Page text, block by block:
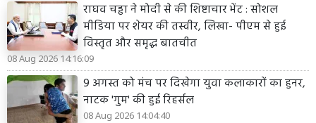
राघव चड्ढा ने मोदी से की शिष्टाचार भेंट : सोशल
मीडिया पर शेयर की तस्वीर, लिखा- पीएम से हुई
विस्तृत और समृद्ध बातचीत
08 Aug 2026 14:16:09
9 अगस्त को मंच पर दिखेगा युवा कलाकारों का हुनर,
नाटक 'गुम' की हुई रिहर्सल
08 Aug 2026 14:04:40